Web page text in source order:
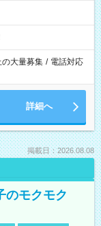
の大量募集 / 電話対応
詳細へ
掲載日：2026.08.08
のモクモク